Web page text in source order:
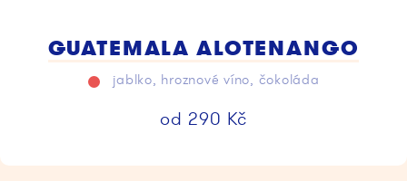
GUATEMALA ALOTENANGO
jablko, hroznové víno, čokoláda
od 290 Kč